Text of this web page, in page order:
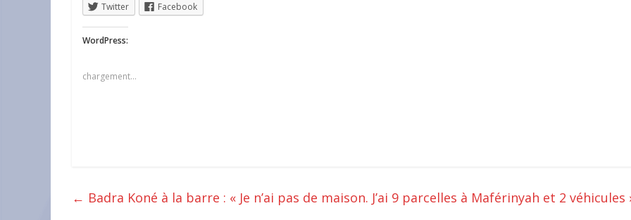
Twitter Facebook
WordPress:
chargement…
← Badra Koné à la barre : « Je n’ai pas de maison. J’ai 9 parcelles à Maférinyah et 2 véhicules